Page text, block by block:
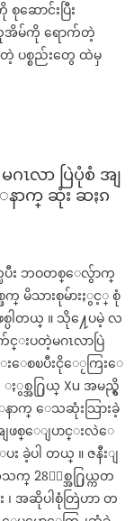
ဆောင်းပြီး
မ်ကို ရောက်တဲ့
ပစ္စည်းတွေ ထဲမှ
ၤလာ ပြဲပုံစံ အျ
ာက္ ဆုံး ဆႏၵ
ၿပီး ဘဝတစ္ေလွ်ာက္
က္ မိသားစုမ်ားႏွင့္ စုံ
ပါတယ္ ။ သို႔ေပမဲ့ လ
းပတဲ့မဂၤလာပြဲ
ေစၿပီးငိုေႂကြးေ
အ႐ြယ္ Xu အမည္ရွိ
ေနာက္ ေသဆုံးသြားခဲ့
ျဖစ္ေျပာင္းလဲေ
း ခဲ့ပါ တယ္ ။ ဇနီးျ
28ႏွစ္အ႐ြယ္ကတ
၊ အဆိုပါစုံတြဲဟာ တ